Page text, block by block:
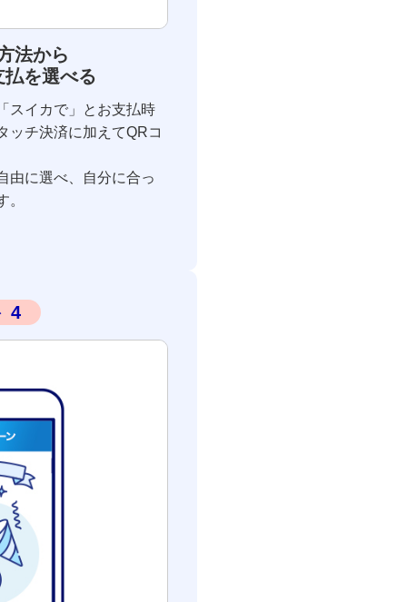
法から
を選べる
スイカで」とお支払時
ッチ決済に加えてQRコ
由に選べ、自分に合っ
。
4